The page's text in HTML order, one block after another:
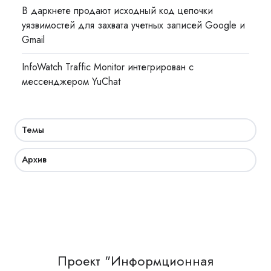
В даркнете продают исходный код цепочки
уязвимостей для захвата учетных записей Google и
Gmail
InfoWatch Traffic Monitor интегрирован с
мессенджером YuChat
Темы
Архив
Проект "Информционная